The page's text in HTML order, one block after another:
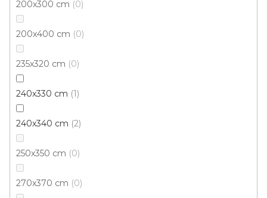
200x300 cm 0
200x400 cm 0
235x320 cm 0
240x330 cm 1
240x340 cm 2
250x350 cm 0
270x370 cm 0
100x140 cm 135x195 cm